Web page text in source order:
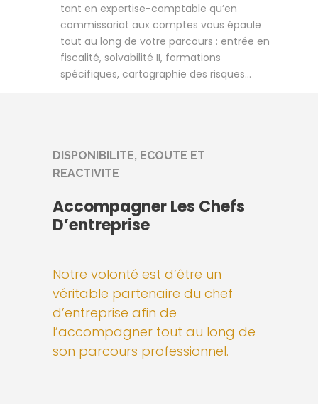
tant en expertise-comptable qu’en
commissariat aux comptes vous épaule
tout au long de votre parcours : entrée en
fiscalité, solvabilité II, formations
spécifiques, cartographie des risques…
DISPONIBILITE, ECOUTE ET
REACTIVITE
Accompagner Les Chefs
D’entreprise
Notre volonté est d’être un
véritable partenaire du chef
d’entreprise afin de
l’accompagner tout au long de
son parcours professionnel.